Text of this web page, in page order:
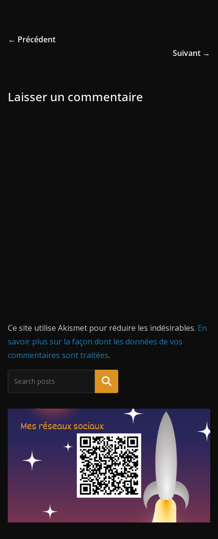
← Précédent
Suivant →
Laisser un commentaire
Ce site utilise Akismet pour réduire les indésirables. En
savoir plus sur la façon dont les données de vos
commentaires sont traitées.